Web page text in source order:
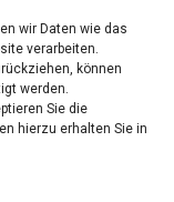
wir Daten wie das
verarbeiten.
können
werden.
Sie die
hierzu erhalten Sie in